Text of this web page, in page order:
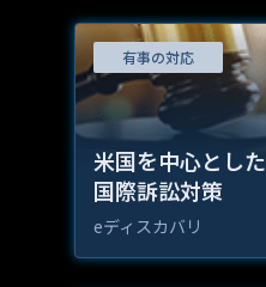
有事の対応
米国を中心とした
国際訴訟対策
eディスカバリ